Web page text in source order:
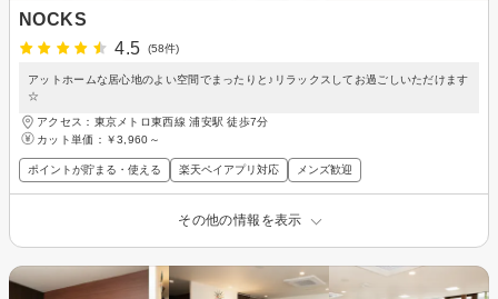
NOCKS
4.5
(58件)
アットホームな居心地のよい空間でまったりと♪リラックスしてお過ごしいただけます
☆
アクセス：東京メトロ東西線 浦安駅 徒歩7分
カット単価： ￥3,960～
ポイントが貯まる・使える 楽天ペイアプリ対応 メンズ歓迎
その他の情報を表示